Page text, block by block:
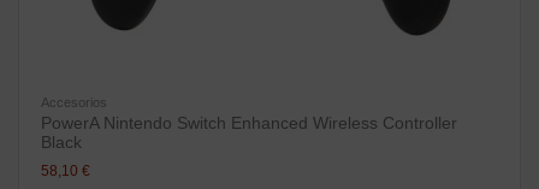
Accesorios
PowerA Nintendo Switch Enhanced Wireless Controller
Black
58,10 €